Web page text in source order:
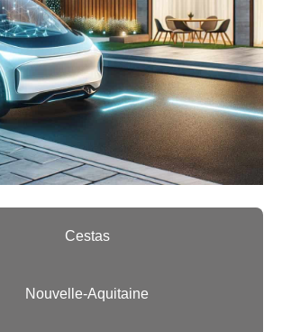
Cestas
Nouvelle-Aquitaine